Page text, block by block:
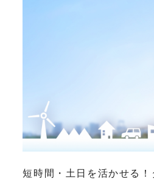
短時間・土日を活かせる！